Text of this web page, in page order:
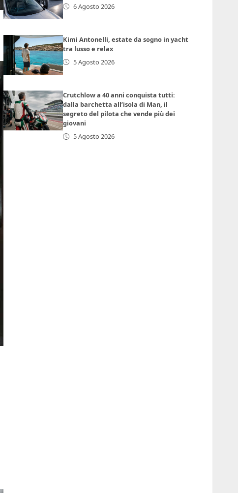
6 Agosto 2026
Kimi Antonelli, estate da sogno in yacht
tra lusso e relax
5 Agosto 2026
Crutchlow a 40 anni conquista tutti:
dalla barchetta all’isola di Man, il
segreto del pilota che vende più dei
giovani
5 Agosto 2026